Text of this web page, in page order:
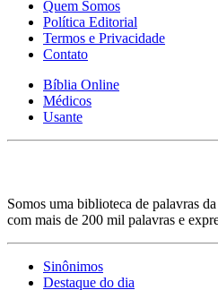
Quem Somos
Política Editorial
Termos e Privacidade
Contato
Bíblia Online
Médicos
Usante
Somos uma biblioteca de palavras
com mais de 200 mil palavras e
Sinônimos
Destaque do dia